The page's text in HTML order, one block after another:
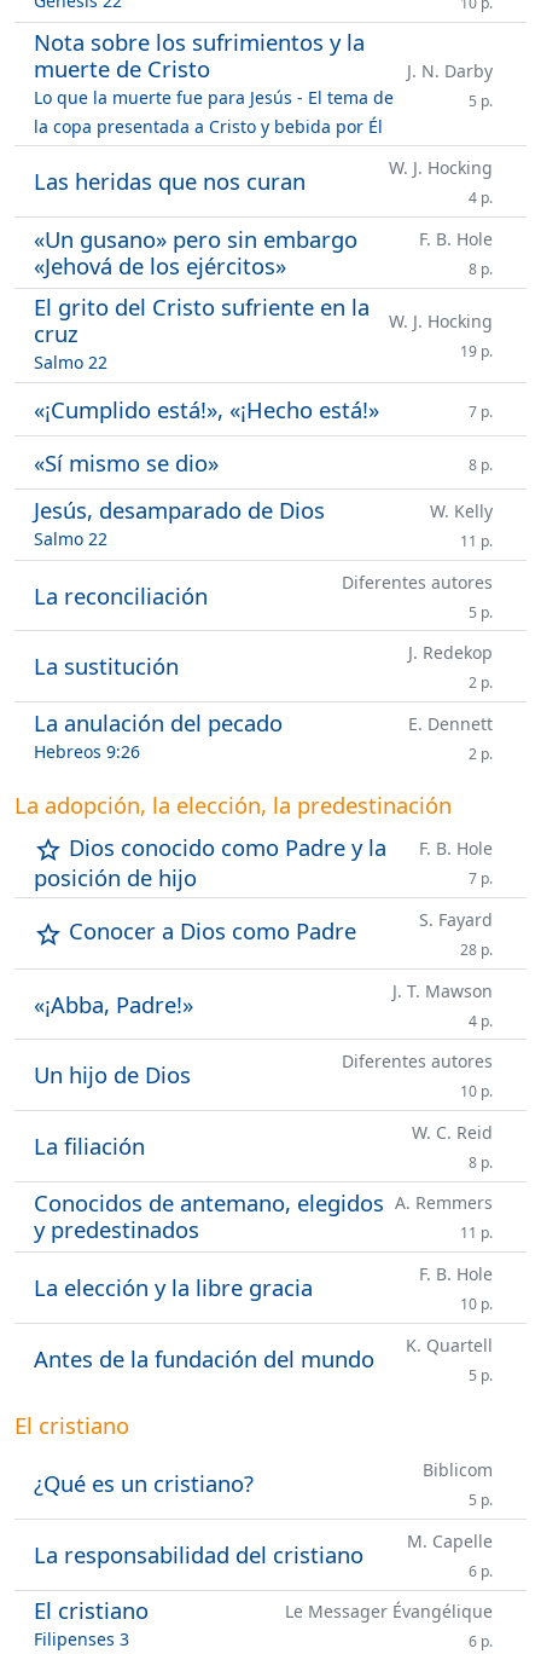
Nota sobre los sufrimientos y la
muerte de Cristo
Lo que la muerte fue para Jesús - El tema de
la copa presentada a Cristo y bebida por Él
J. N. Darby
5 p.
Las heridas que nos curan W. J. Hocking
4 p.
«Un gusano» pero sin embargo
«Jehová de los ejércitos»
F. B. Hole
8 p.
El grito del Cristo sufriente en la
cruz
Salmo 22
W. J. Hocking
19 p.
«¡Cumplido está!», «¡Hecho está!» 7 p.
«Sí mismo se dio» 8 p.
Jesús, desamparado de Dios
Salmo 22
W. Kelly
11 p.
La reconciliación Diferentes autores
5 p.
La sustitución J. Redekop
2 p.
La anulación del pecado
Hebreos 9:26
E. Dennett
2 p.
La adopción, la elección, la predestinación
star_outline Dios conocido como Padre y la
posición de hijo
F. B. Hole
7 p.
star_outline Conocer a Dios como Padre S. Fayard
28 p.
«¡Abba, Padre!» J. T. Mawson
4 p.
Un hijo de Dios Diferentes autores
10 p.
La filiación W. C. Reid
8 p.
Conocidos de antemano, elegidos
y predestinados
A. Remmers
11 p.
La elección y la libre gracia F. B. Hole
10 p.
Antes de la fundación del mundo K. Quartell
5 p.
El cristiano
¿Qué es un cristiano?
Biblicom
5 p.
La responsabilidad del cristiano M. Capelle
6 p.
El cristiano
Filipenses 3
Le Messager Évangélique
6 p.